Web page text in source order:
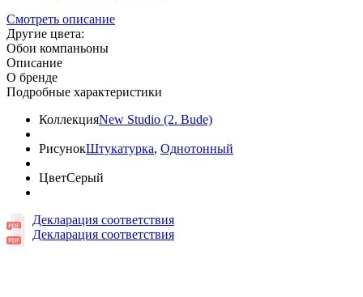
Смотреть описание
Другие цвета:
Обои компаньоны
Описание
О бренде
Подробные характеристики
КоллекцияNew Studio (2. Bude)
РисунокШтукатурка, Однотонный
ЦветСерый
Декларация соответствия
Декларация соответствия